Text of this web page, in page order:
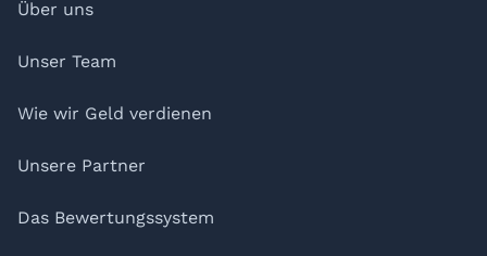
Über uns
Unser Team
Wie wir Geld verdienen
Unsere Partner
Das Bewertungssystem